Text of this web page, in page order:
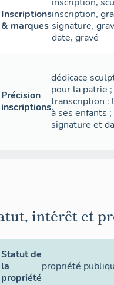
Inscriptions
& marques
inscription,
signature,
date, gravé
Précision
inscriptions
dédicace
pour la patrie
transcription :
à ses enfants
signature et
intérêt et
Statut de
la
propriété
propriété